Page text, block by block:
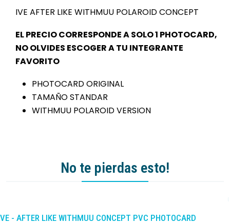
IVE AFTER LIKE WITHMUU POLAROID CONCEPT
EL PRECIO CORRESPONDE A SOLO 1 PHOTOCARD,
NO OLVIDES ESCOGER A TU INTEGRANTE
FAVORITO
PHOTOCARD ORIGINAL
TAMAÑO STANDAR
WITHMUU POLAROID VERSION
No te pierdas esto!
- AFTER LIKE WITHMUU CONCEPT PVC PHOTOCARD